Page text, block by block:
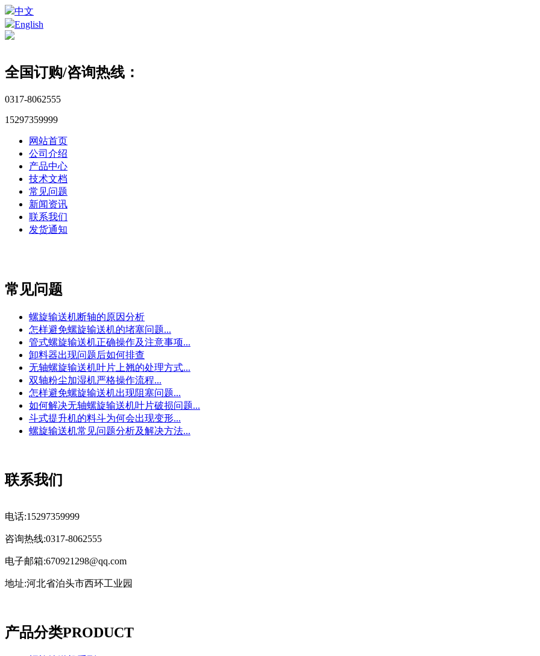
中文
English
全国订购/咨询热线：
0317-8062555
15297359999
网站首页
公司介绍
产品中心
技术文档
常见问题
新闻资讯
联系我们
发货通知
常见问题
螺旋输送机断轴的原因分析
怎样避免螺旋输送机的堵塞问题...
管式螺旋输送机正确操作及注意事项...
卸料器出现问题后如何排查
无轴螺旋输送机叶片上翘的处理方式...
双轴粉尘加湿机严格操作流程...
怎样避免螺旋输送机出现阻塞问题...
如何解决无轴螺旋输送机叶片破损问题...
斗式提升机的料斗为何会出现变形...
螺旋输送机常见问题分析及解决方法...
联系我们
电话:15297359999
咨询热线:0317-8062555
电子邮箱:670921298@qq.com
地址:河北省泊头市西环工业园
产品分类PRODUCT